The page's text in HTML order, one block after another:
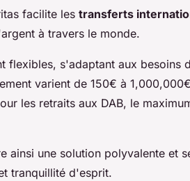
facilite les transferts
à travers le monde.
flexibles, s'adaptant aux besoins
varient de 150€ à
les retraits aux DAB, le
ainsi une solution polyvalente et
tranquillité d'esprit.